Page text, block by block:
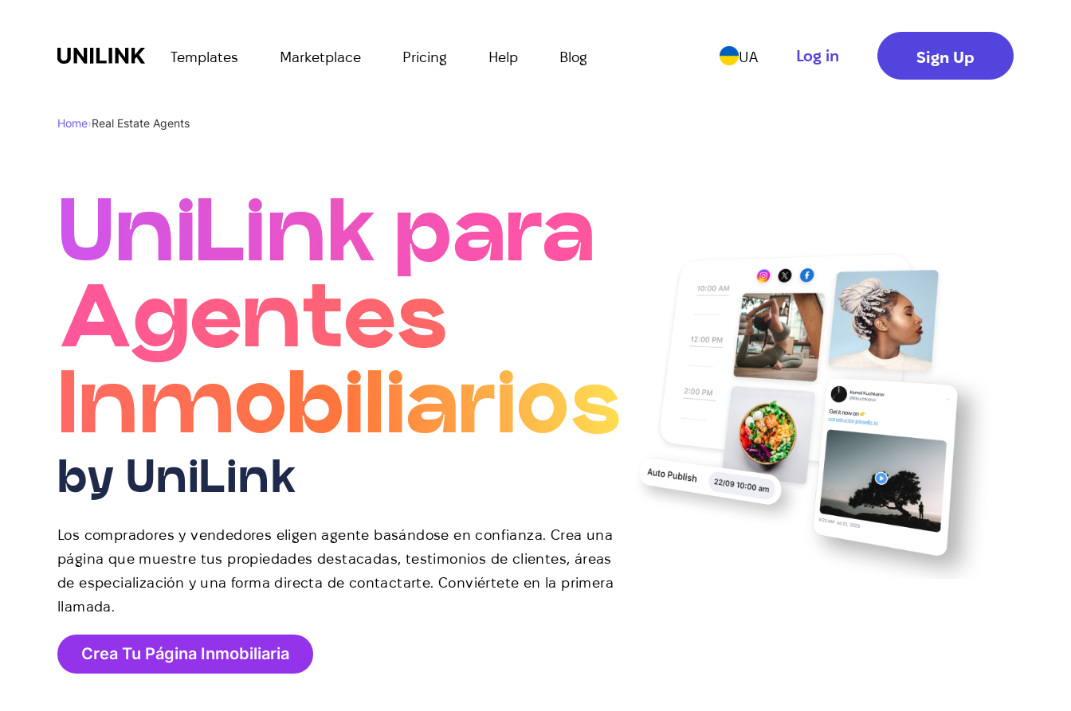
Templates Marketplace Pricing Help Blog UA Log in Sign Up
Home›Real Estate Agents
UniLink para
Agentes
Inmobiliarios
by UniLink
Los compradores y vendedores eligen agente basándose en confianza. Crea una
página que muestre tus propiedades destacadas, testimonios de clientes, áreas
de especialización y una forma directa de contactarte. Conviértete en la primera
llamada.
Crea Tu Página Inmobiliaria